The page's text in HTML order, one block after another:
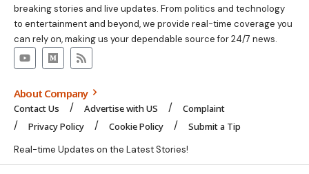
breaking stories and live updates. From politics and technology
to entertainment and beyond, we provide real-time coverage you
can rely on, making us your dependable source for 24/7 news.
About Company
Contact Us Advertise with US
Complaint
Privacy Policy
Cookie Policy Submit a Tip
Real-time Updates on the Latest Stories!